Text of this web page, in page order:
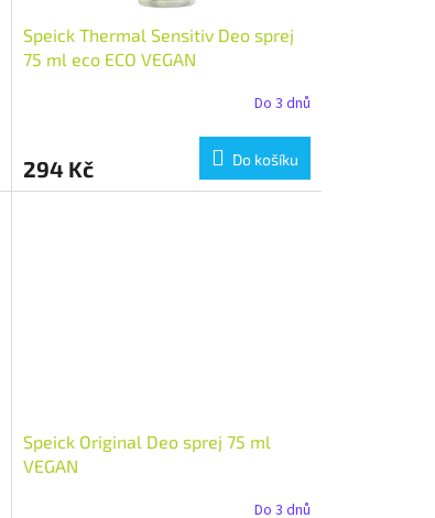
Speick Thermal Sensitiv Deo sprej
75 ml eco ECO VEGAN
Do 3 dnů
294 Kč Do košíku
Speick Original Deo sprej 75 ml
VEGAN
Do 3 dnů